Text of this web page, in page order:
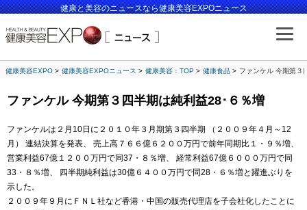
健康と美容のニュースなら健康美容EXPOニュース
健康美容EXPO 健康美容EXPOニュース 健康美容：TOP 健康食品 ファンケル 今期第３
ファンケル 今期第３四半期は純利益28･６％増
ファンケルは２月10日に２０１０年３月期第３四半期 （２００９年４月～12
月） 連結決算を発表、 売上高７６６億６２００万円で前年同期比１・９％増、
営業利益67億１２００万円で同37・８％増、 経常利益67億６０００万円で同
33・８％増、 四半期純利益は30億６４００万円で同28・６％増と躍進ぶりを
示した。
２００９年９月にＦＮＬ社など香港・中国の販売代理店を子会社化したことに